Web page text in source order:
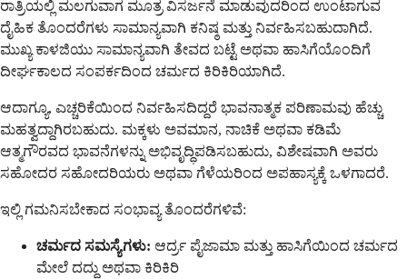
ರಾತ್ರಿಯಲ್ಲಿ ಮಲಗುವಾಗ ಮೂತ್ರ ವಿಸರ್ಜನೆ ಮಾಡುವುದರಿಂದ ಉಂಟಾಗುವ
ದೈಹಿಕ ತೊಂದರೆಗಳು ಸಾಮಾನ್ಯವಾಗಿ ಕನಿಷ್ಠ ಮತ್ತು ನಿರ್ವಹಿಸಬಹುದಾಗಿದೆ.
ಮುಖ್ಯ ಕಾಳಜಿಯು ಸಾಮಾನ್ಯವಾಗಿ ತೇವದ ಬಟ್ಟೆ ಅಥವಾ ಹಾಸಿಗೆಯೊಂದಿಗೆ
ದೀರ್ಘಕಾಲದ ಸಂಪರ್ಕದಿಂದ ಚರ್ಮದ ಕಿರಿಕಿರಿಯಾಗಿದೆ.
ಆದಾಗ್ಯೂ, ಎಚ್ಚರಿಕೆಯಿಂದ ನಿರ್ವಹಿಸದಿದ್ದರೆ ಭಾವನಾತ್ಮಕ ಪರಿಣಾಮವು ಹೆಚ್ಚು
ಮಹತ್ವದ್ದಾಗಿರಬಹುದು. ಮಕ್ಕಳು ಅವಮಾನ, ನಾಚಿಕೆ ಅಥವಾ ಕಡಿಮೆ
ಆತ್ಮಗೌರವದ ಭಾವನೆಗಳನ್ನು ಅಭಿವೃದ್ಧಿಪಡಿಸಬಹುದು, ವಿಶೇಷವಾಗಿ ಅವರು
ಸಹೋದರ ಸಹೋದರಿಯರು ಅಥವಾ ಗೆಳೆಯರಿಂದ ಅಪಹಾಸ್ಯಕ್ಕೆ ಒಳಗಾದರೆ.
ಇಲ್ಲಿ ಗಮನಿಸಬೇಕಾದ ಸಂಭಾವ್ಯ ತೊಂದರೆಗಳಿವೆ:
ಚರ್ಮದ ಸಮಸ್ಯೆಗಳು: ಆರ್ದ್ರ ಪೈಜಾಮಾ ಮತ್ತು ಹಾಸಿಗೆಯಿಂದ ಚರ್ಮದ
ಮೇಲೆ ದದ್ದು ಅಥವಾ ಕಿರಿಕಿರಿ